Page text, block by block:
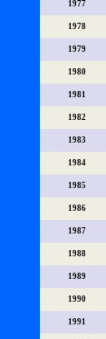
1977
1978
1979
1980
1981
1982
1983
1984
1985
1986
1987
1988
1989
1990
1991